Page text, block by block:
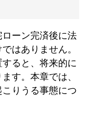
ーン完済後に法
はありません。
ると、将来的に
す。本章では、
りうる事態につ